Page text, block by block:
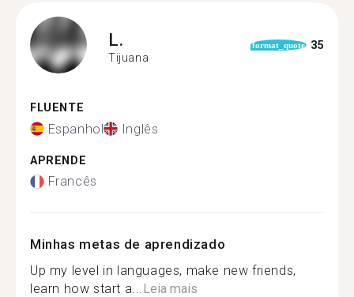
L.
Tijuana
format_quote 35
FLUENTE
Espanhol Inglês
APRENDE
Francês
Minhas metas de aprendizado
Up my level in languages, make new friends,
learn how start a...Leia mais